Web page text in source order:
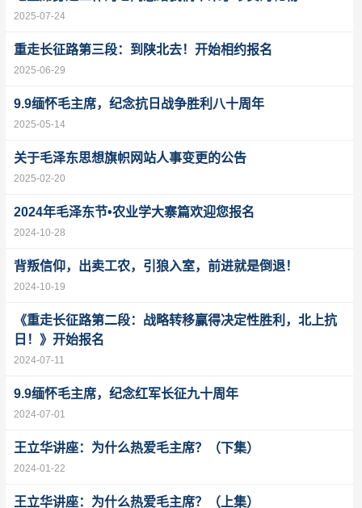
2025-07-24
重走长征路第三段：到陕北去！开始相约报名
2025-06-29
9.9缅怀毛主席，纪念抗日战争胜利八十周年
2025-05-14
关于毛泽东思想旗帜网站人事变更的公告
2025-02-20
2024年毛泽东节•农业学大寨篇欢迎您报名
2024-10-28
背叛信仰，出卖工农，引狼入室，前进就是倒退！
2024-10-19
《重走长征路第二段：战略转移赢得决定性胜利，北上抗
日！》开始报名
2024-07-11
9.9缅怀毛主席，纪念红军长征九十周年
2024-07-01
王立华讲座：为什么热爱毛主席？（下集）
2024-01-22
王立华讲座：为什么热爱毛主席？（上集）